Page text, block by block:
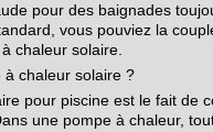
pour des baignades
vous pouviez la
chaleur solaire.
chaleur solaire ?
pour piscine est le fait de
une pompe à chaleur,